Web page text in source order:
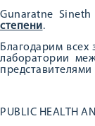
Gunaratne
степени.
Благодарим
лаборатории
PUBLIC HEALTH